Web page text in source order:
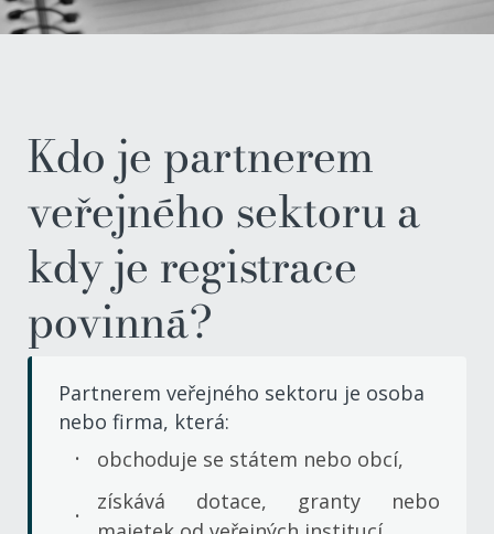
Kdo je partnerem
veřejného sektoru a
kdy je registrace
povinná?
Partnerem veřejného sektoru je osoba
nebo firma, která:
obchoduje se státem nebo obcí,
získává dotace, granty nebo